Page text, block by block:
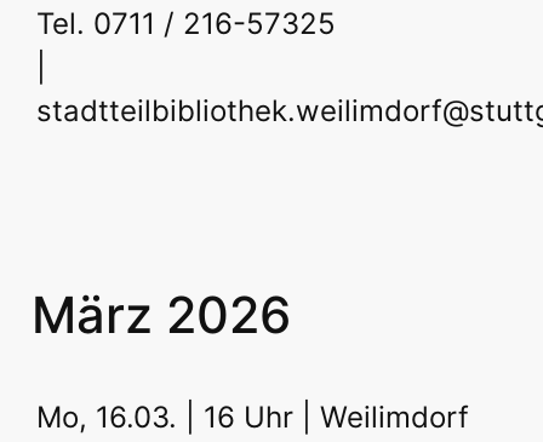
Tel. 0711 / 216-57325
März 2026
Mo, 16.03. | 16 Uhr | Weilimdorf